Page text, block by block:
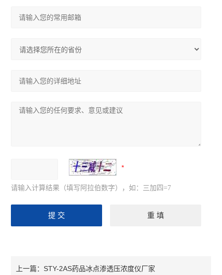
请输入计算结果（填写阿拉伯数字），如：三加四=7
上一篇： STY-2AS药品冰点渗透压浓度仪厂家